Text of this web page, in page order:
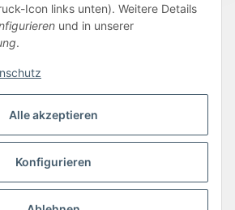
Alle akzeptieren
Konfigurieren
Icon links unten). Weitere Details
und in unserer
.
AGBSitemapImpressum
Widerrufsrecht